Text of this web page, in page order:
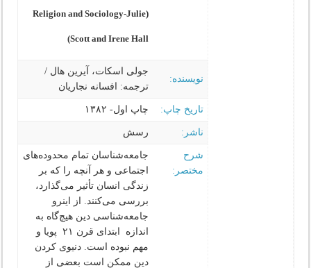
(Religion and Sociology-Julie
Scott and Irene Hall)
نویسنده:
جولی اسكات، آیرین هال /
ترجمه: افسانه نجاریان‌‌
تاریخ چاپ: چاپ اول- ۱۳۸۲
ناشر: رسش
شرح
مختصر:
جامعه‌شناسان تمام محدوده‌های
اجتماعی و هر آنچه را كه بر
زندگی انسان تأثیر می‌گذارد،
بررسی می‌كنند. از اینرو
جامعه‌شناسی دین هیچ‌گاه به
اندازه ابتدای قرن ۲۱ پویا و
مهم نبوده است. دنیوی كردن
دین ممكن است بعضی از